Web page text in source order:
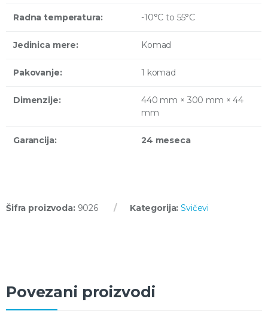
Radna temperatura: -10°C to 55°C
Jedinica mere: Komad
Pakovanje: 1 komad
Dimenzije:
440 mm × 300 mm × 44
mm
Garancija: 24 meseca
Šifra proizvoda: 9026 Kategorija:Svičevi
Povezani proizvodi